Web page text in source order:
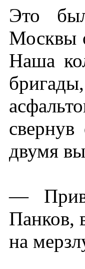
Это
Москвы
Наша
двумя
—
Панков,
на